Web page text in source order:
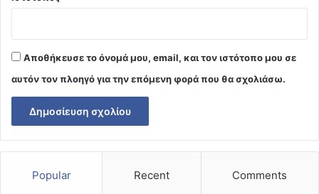
Αποθήκευσε το όνομά μου, email, και τον ιστότοπο μου σε
αυτόν τον πλοηγό για την επόμενη φορά που θα σχολιάσω.
Popular Recent Comments